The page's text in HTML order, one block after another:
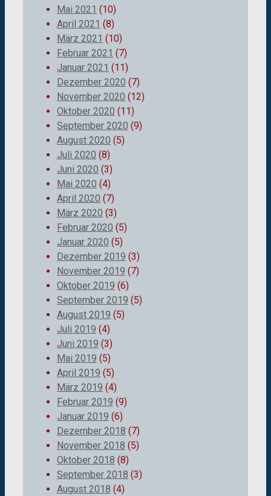
Mai 2021 (10)
April 2021 (8)
März 2021 (10)
Februar 2021 (7)
Januar 2021 (11)
Dezember 2020 (7)
November 2020 (12)
Oktober 2020 (11)
September 2020 (9)
August 2020 (5)
Juli 2020 (8)
Juni 2020 (3)
Mai 2020 (4)
April 2020 (7)
März 2020 (3)
Februar 2020 (5)
Januar 2020 (5)
Dezember 2019 (3)
November 2019 (7)
Oktober 2019 (6)
September 2019 (5)
August 2019 (5)
Juli 2019 (4)
Juni 2019 (3)
Mai 2019 (5)
April 2019 (5)
März 2019 (4)
Februar 2019 (9)
Januar 2019 (6)
Dezember 2018 (7)
November 2018 (5)
Oktober 2018 (8)
September 2018 (3)
August 2018 (4)